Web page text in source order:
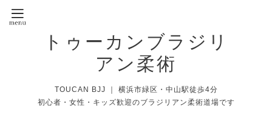
トゥーカンブラジリ
アン柔術
TOUCAN BJJ ｜ 横浜市緑区・中山駅徒歩4分
初心者・女性・キッズ歓迎のブラジリアン柔術道場です